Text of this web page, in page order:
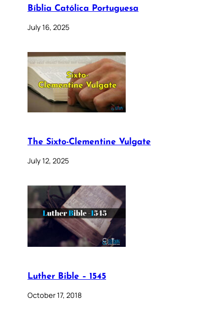
Bíblia Católica Portuguesa
July 16, 2025
The Sixto-Clementine Vulgate
July 12, 2025
Luther Bible – 1545
October 17, 2018